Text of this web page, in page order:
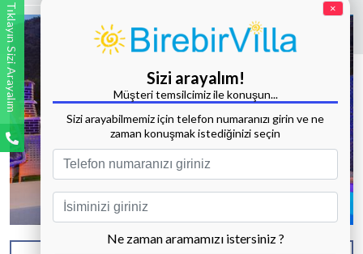
Tüm Fotoğrafları Göster
Tıklayın Sizi Arayalım ×
Sizi arayalım!
Müşteri temsilcimiz ile konuşun...
Sizi arayabilmemiz için telefon numaranızı girin ve ne
zaman konuşmak istediğinizi seçin
Ne zaman aramamızı istersiniz ?